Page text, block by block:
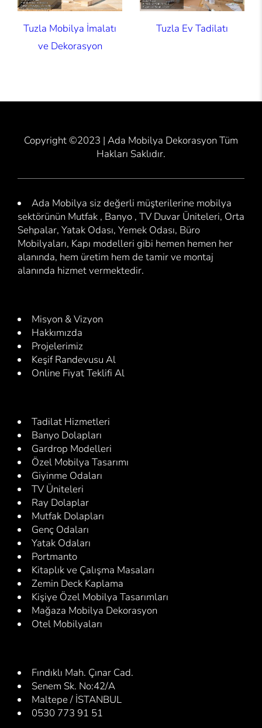
Tuzla Mobilya İmalatı
ve Dekorasyon
Tuzla Ev Tadilatı
Copyright ©2023 | Ada Mobilya Dekorasyon Tüm
Hakları Saklıdır.
Ada Mobilya siz değerli müşterilerine mobilya
sektörünün Mutfak , Banyo , TV Duvar Üniteleri, Orta
Sehpalar, Yatak Odası, Yemek Odası, Büro
Mobilyaları, Kapı modelleri gibi hemen hemen her
alanında, hem üretim hem de tamir ve montaj
alanında hizmet vermektedir.
Misyon & Vizyon
Hakkımızda
Projelerimiz
Keşif Randevusu Al
Online Fiyat Teklifi Al
Tadilat Hizmetleri
Banyo Dolapları
Gardrop Modelleri
Özel Mobilya Tasarımı
Giyinme Odaları
TV Üniteleri
Ray Dolaplar
Mutfak Dolapları
Genç Odaları
Yatak Odaları
Portmanto
Kitaplık ve Çalışma Masaları
Zemin Deck Kaplama
Kişiye Özel Mobilya Tasarımları
Mağaza Mobilya Dekorasyon
Otel Mobilyaları
Fındıklı Mah. Çınar Cad.
Senem Sk. No:42/A
Maltepe / İSTANBUL
0530 773 91 51